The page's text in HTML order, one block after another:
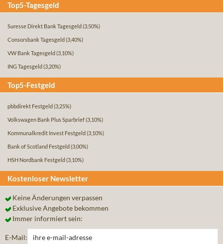
Top5-Tagesgeld
Suresse Direkt Bank Tagesgeld (3,50%)
Consorsbank Tagesgeld (3,40%)
VW Bank Tagesgeld (3,10%)
ING Tagesgeld (3,20%)
Top5-Festgeld
pbbdirekt Festgeld (3,25%)
Volkswagen Bank Plus Sparbrief(3,10%)
Kommunalkredit Invest Festgeld (3,10%)
Bank of Scotland Festgeld (3,00%)
HSH Nordbank Festgeld (3,10%)
Kostenloser Newsletter
Keine Änderungen verpassen
Exklusive Angebote bekommen
Immer informiert sein:
E-Mail: